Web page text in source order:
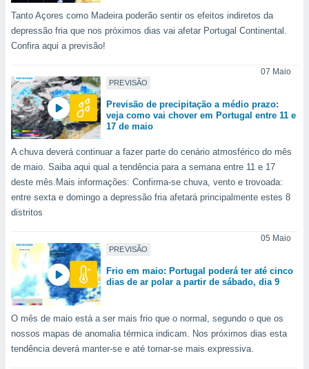
e
a
cookies
parte
cookies,
a
site
caso,
de que
navegação
Tanto Açores como Madeira poderão sentir os efeitos indiretos da
depressão fria que nos próximos dias vai afetar Portugal Continental.
Confira aqui a previsão!
PREVISÃO
07 Maio
Previsão de precipitação a médio prazo:
veja como vai chover em Portugal entre 11 e
17 de maio
A chuva deverá continuar a fazer parte do cenário atmosférico do mês
de maio. Saiba aqui qual a tendência para a semana entre 11 e 17
deste mês.Mais informações: Confirma-se chuva, vento e trovoada:
entre sexta e domingo a depressão fria afetará principalmente estes 8
distritos
PREVISÃO
05 Maio
Frio em maio: Portugal poderá ter até cinco
dias de ar polar a partir de sábado, dia 9
O mês de maio está a ser mais frio que o normal, segundo o que os
nossos mapas de anomalia térmica indicam. Nos próximos dias esta
tendência deverá manter-se e até tornar-se mais expressiva.